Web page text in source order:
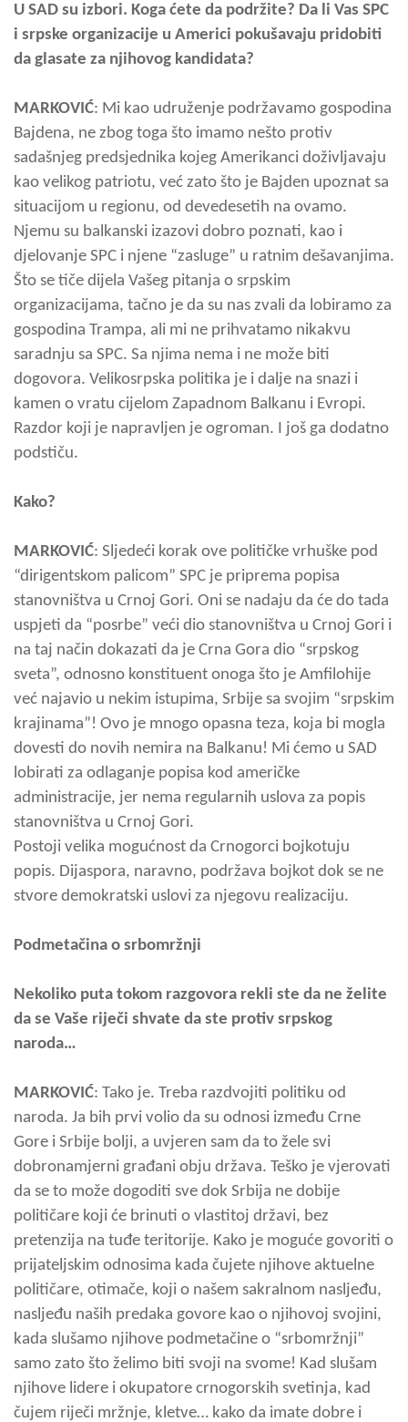
U SAD su izbori. Koga ćete da podržite? Da li Vas SPC
i srpske organizacije u Americi pokušavaju pridobiti
da glasate za njihovog kandidata?
MARKOVIĆ: Mi kao udruženje podržavamo gospodina
Bajdena, ne zbog toga što imamo nešto protiv
sadašnjeg predsjednika kojeg Amerikanci doživljavaju
kao velikog patriotu, već zato što je Bajden upoznat sa
situacijom u regionu, od devedesetih na ovamo.
Njemu su balkanski izazovi dobro poznati, kao i
djelovanje SPC i njene “zasluge” u ratnim dešavanjima.
Što se tiče dijela Vašeg pitanja o srpskim
organizacijama, tačno je da su nas zvali da lobiramo za
gospodina Trampa, ali mi ne prihvatamo nikakvu
saradnju sa SPC. Sa njima nema i ne može biti
dogovora. Velikosrpska politika je i dalje na snazi i
kamen o vratu cijelom Zapadnom Balkanu i Evropi.
Razdor koji je napravljen je ogroman. I još ga dodatno
podstiču.
Kako?
MARKOVIĆ: Sljedeći korak ove političke vrhuške pod
“dirigentskom palicom” SPC je priprema popisa
stanovništva u Crnoj Gori. Oni se nadaju da će do tada
uspjeti da “posrbe” veći dio stanovništva u Crnoj Gori i
na taj način dokazati da je Crna Gora dio “srpskog
sveta”, odnosno konstituent onoga što je Amfilohije
već najavio u nekim istupima, Srbije sa svojim “srpskim
krajinama”! Ovo je mnogo opasna teza, koja bi mogla
dovesti do novih nemira na Balkanu! Mi ćemo u SAD
lobirati za odlaganje popisa kod američke
administracije, jer nema regularnih uslova za popis
stanovništva u Crnoj Gori.
Postoji velika mogućnost da Crnogorci bojkotuju
popis. Dijaspora, naravno, podržava bojkot dok se ne
stvore demokratski uslovi za njegovu realizaciju.
Podmetačina o srbomržnji
Nekoliko puta tokom razgovora rekli ste da ne želite
da se Vaše riječi shvate da ste protiv srpskog
naroda…
MARKOVIĆ: Tako je. Treba razdvojiti politiku od
naroda. Ja bih prvi volio da su odnosi između Crne
Gore i Srbije bolji, a uvjeren sam da to žele svi
dobronamjerni građani obju država. Teško je vjerovati
da se to može dogoditi sve dok Srbija ne dobije
političare koji će brinuti o vlastitoj državi, bez
pretenzija na tuđe teritorije. Kako je moguće govoriti o
prijateljskim odnosima kada čujete njihove aktuelne
političare, otimače, koji o našem sakralnom nasljeđu,
nasljeđu naših predaka govore kao o njihovoj svojini,
kada slušamo njihove podmetačine o “srbomržnji”
samo zato što želimo biti svoji na svome! Kad slušam
njihove lidere i okupatore crnogorskih svetinja, kad
čujem riječi mržnje, kletve… kako da imate dobre i